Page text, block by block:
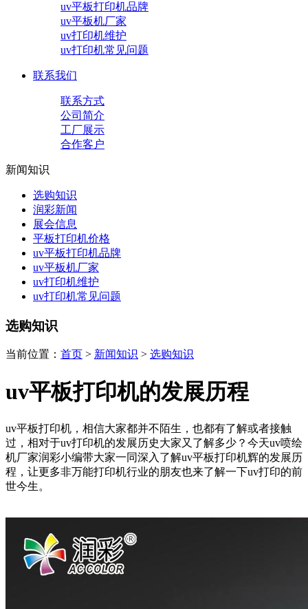
uv平板打印机品牌
uv平板机厂家
uv打印机维护
uv打印机常见问题
联系我们
联系方式
公司简介
工厂展示
合作客户
新闻知识
选购知识
润彩新闻
展会信息
平板打印机价格
uv平板打印机品牌
uv平板机厂家
uv打印机维护
uv打印机常见问题
选购知识
当前位置： 首页 > 新闻知识 > 选购知识
uv平板打印机的发展历程
uv平板打印机，相信大家都并不陌生，也都有了解或者接触
过，相对于uv打印机的发展历史大家又了解多少？今天uv喷绘
机厂家润彩小编带大家一同深入了解uv平板打印机辉的发展历
程，让更多非万能打印机行业的朋友也来了解一下uv打印的前
世今生。